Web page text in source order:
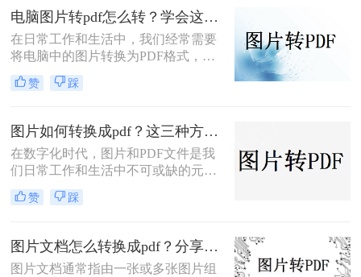
备间保持一致的外观和布局。那么怎
么将图片转成pdf呢？本文将详细介绍
三种简单有效的方法来实现图片转
PDF的转换。
电脑图片转pdf怎么转？学会这4种方法快速转换！
在日常工作和生活中，我们经常需要
将电脑中的图片转换为PDF格式，以
便于分享、存档或打印。PDF文件因
其跨平台兼容性、安全性和不可编辑
怎么转呢？以下是一篇详细介绍多种
实用方法的文章。
赞 踩
图片如何转换成pdf？这三种方法可轻松完成转换！
在数字化时代，图片和PDF文件是我
们日常工作和生活中不可或缺的元
素。图片以其直观、生动的特点，成
为记录生活、展示信息的重要方式；
定性和安全性，成为文档传输和存档
的首选格式。有时，我们需要将图片
转换成PDF文件，以便更好地分享、
赞 踩
图片文档怎么转换成pdf？分享4种转换方法！
图片文档通常指由一张或多张图片组